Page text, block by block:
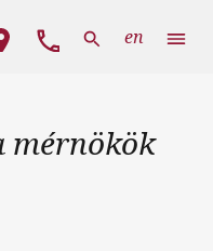
navigáció
en
mérnökök